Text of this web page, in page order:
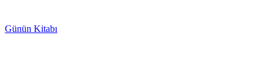
Günün Kitabı